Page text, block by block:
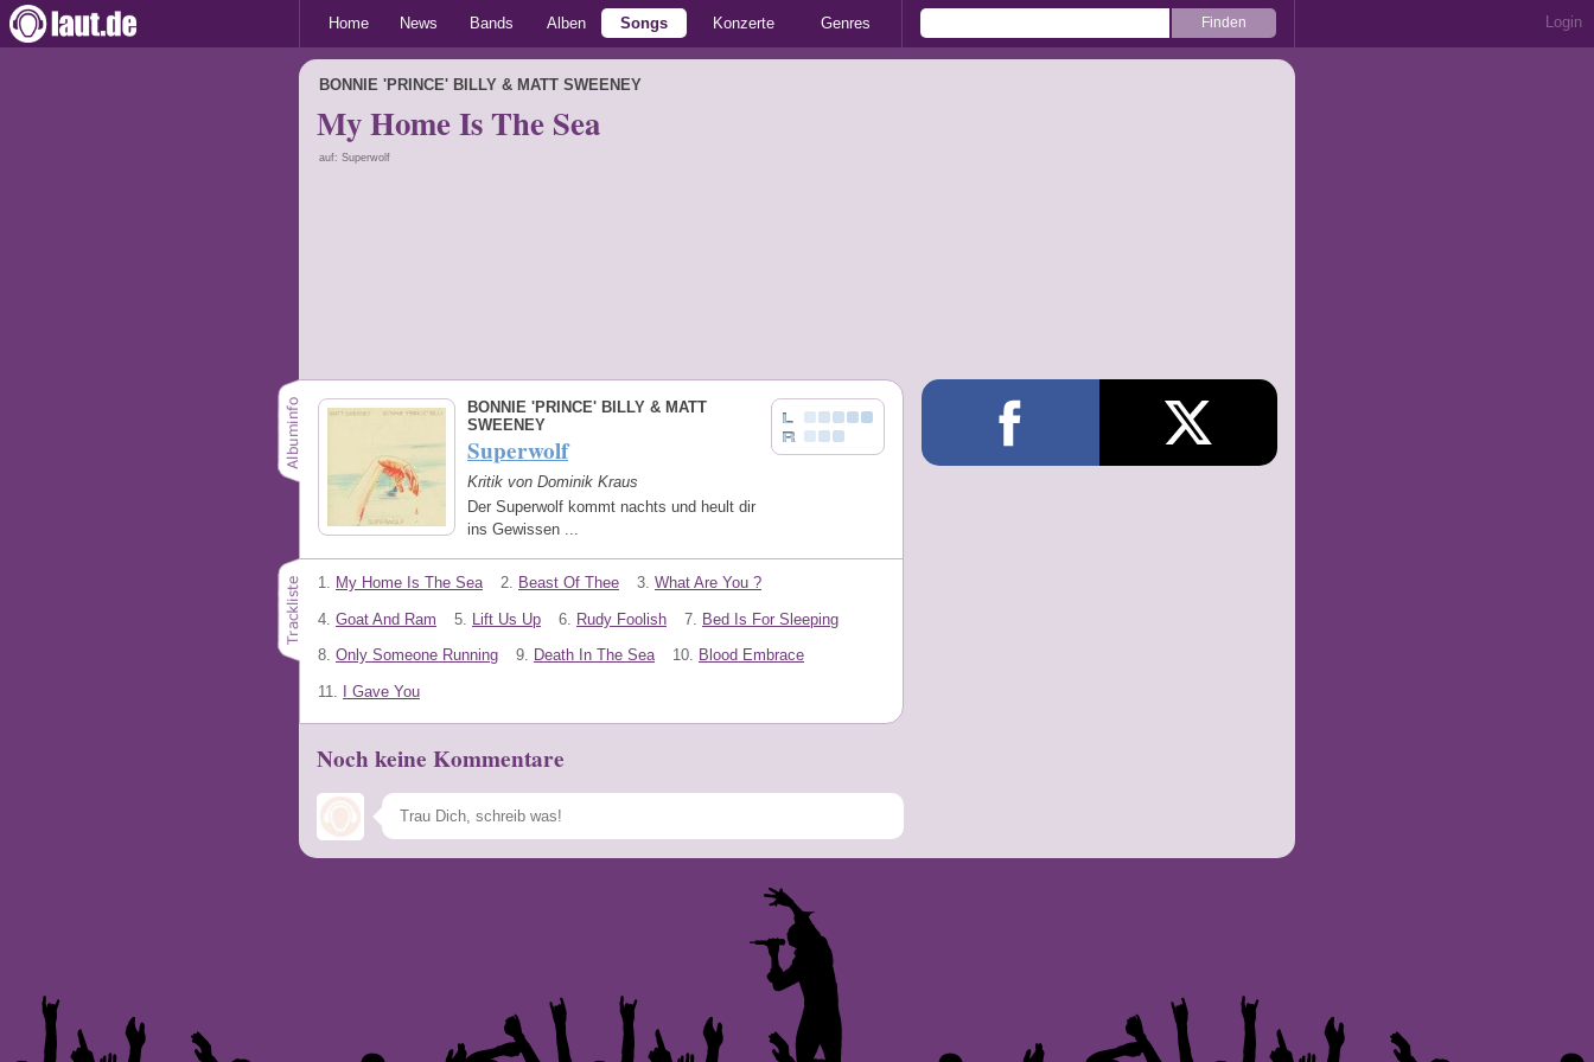
Home News Bands Alben Songs Konzerte Genres Login
BONNIE 'PRINCE' BILLY & MATT SWEENEY
My Home Is The Sea
auf: Superwolf
BONNIE 'PRINCE' BILLY & MATT
SWEENEY
Superwolf
Kritik von Dominik Kraus
Der Superwolf kommt nachts und heult dir
ins Gewissen ...
1. My Home Is The Sea 2. Beast Of Thee 3. What Are You ?
4. Goat And Ram 5. Lift Us Up 6. Rudy Foolish 7. Bed Is For Sleeping
8. Only Someone Running 9. Death In The Sea 10. Blood Embrace
11. I Gave You
Noch keine Kommentare
Speichern